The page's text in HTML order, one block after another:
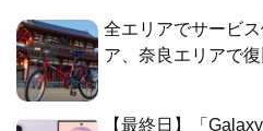
全エリアでサービ
ア、奈良エリアで復
【最終日】「